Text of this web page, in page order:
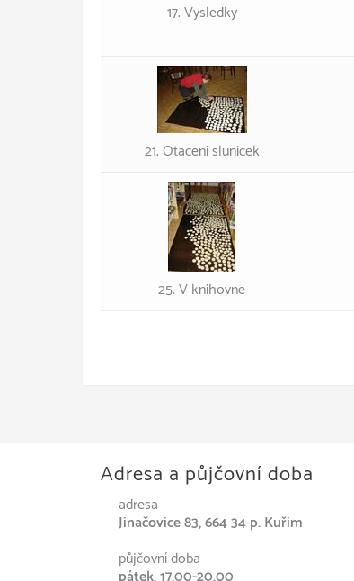
17. Vysledky
21. Otaceni slunicek
25. V knihovne
Adresa a půjčovní doba
adresa
Jinačovice 83, 664 34 p. Kuřim
půjčovní doba